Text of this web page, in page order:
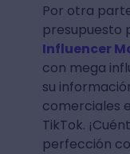
Por otra
presupuesto
Influencer
con mega
su
comerciales
TikTok.
perfección